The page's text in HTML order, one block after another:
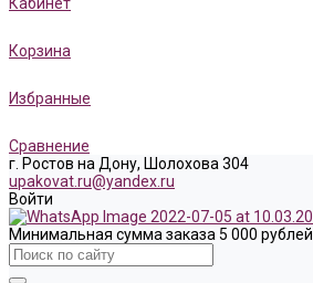
Корзина
Избранные
Сравнение
г. Ростов на Дону, Шолохова 304
upakovat.ru@yandex.ru
Войти
Минимальная сумма заказа 5 000 рублей